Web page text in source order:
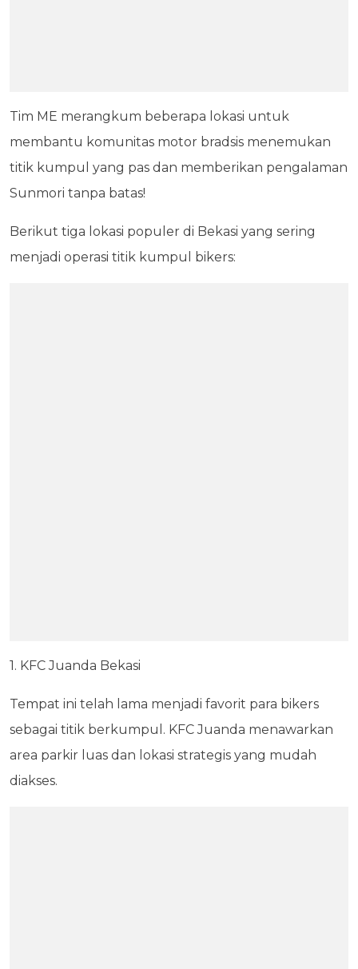
Tim ME merangkum beberapa lokasi untuk
membantu komunitas motor bradsis menemukan
titik kumpul yang pas dan memberikan pengalaman
Sunmori tanpa batas!
Berikut tiga lokasi populer di Bekasi yang sering
menjadi operasi titik kumpul bikers:
1. KFC Juanda Bekasi
Tempat ini telah lama menjadi favorit para bikers
sebagai titik berkumpul. KFC Juanda menawarkan
area parkir luas dan lokasi strategis yang mudah
diakses.